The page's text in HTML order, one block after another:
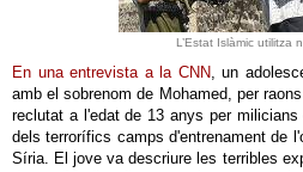
L’Estat Islàmic utilitza
En una entrevista a la CNN, un
amb el sobrenom de Mohamed, per
reclutat a l'edat de 13 anys per
dels terrorífics camps d'entrenament de
Síria. El jove va descriure les terribles